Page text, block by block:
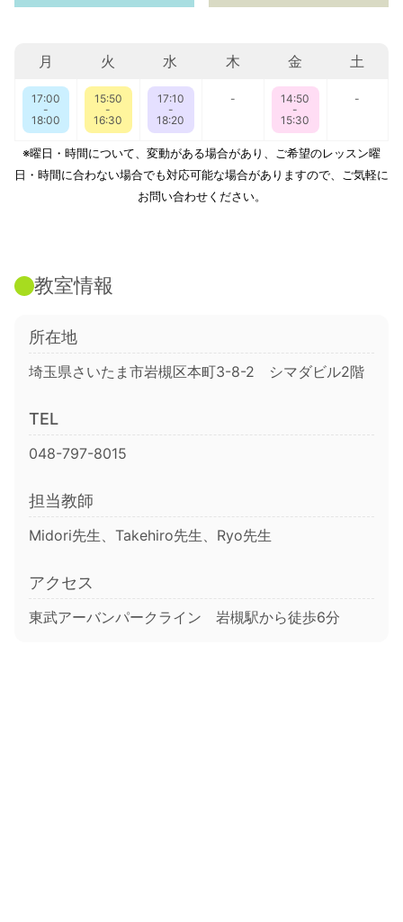
月
17:00
-
18:00
火
15:50
-
16:30
水
17:10
-
18:20
木
-
金
14:50
-
15:30
土
-
※曜日・時間について、変動がある場合があり、ご希望のレッスン曜
日・時間に合わない場合でも対応可能な場合がありますので、ご気軽に
お問い合わせください。
教室情報
所在地
埼玉県さいたま市岩槻区本町3-8-2 シマダビル2階
TEL
048-797-8015
担当教師
Midori先生、Takehiro先生、Ryo先生
アクセス
東武アーバンパークライン 岩槻駅から徒歩6分